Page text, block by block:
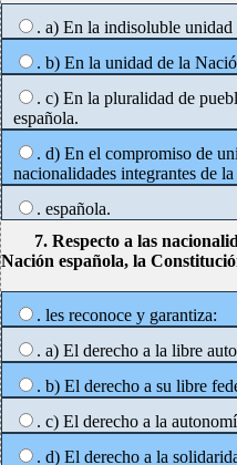
. a) En la indisoluble
. b) En la unidad de la
. c) En la pluralidad de
española.
. d) En el compromiso de
nacionalidades integrantes de
. española.
7. Respecto a las
Nación española, la
. les reconoce y garantiza:
. a) El derecho a la libre
. b) El derecho a su libre
. c) El derecho a la
. d) El derecho a la